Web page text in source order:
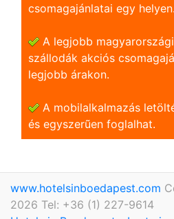
csomagajánlatai egy helyen.
A legjobb
szállodák akciós
legjobb árakon.
A mobilalkalmazás
és egyszerũen foglalhat.
www.hotelsinboedapest.com
2026 Tel: +36 (1) 227-9614